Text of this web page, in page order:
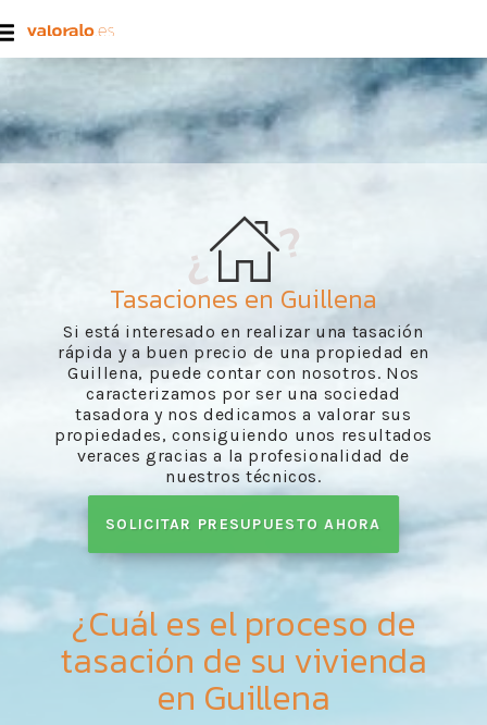
Tasaciones en Guillena
Si está interesado en realizar una tasación
rápida y a buen precio de una propiedad en
Guillena, puede contar con nosotros. Nos
caracterizamos por ser una sociedad
tasadora y nos dedicamos a valorar sus
propiedades, consiguiendo unos resultados
veraces gracias a la profesionalidad de
nuestros técnicos.
SOLICITAR PRESUPUESTO AHORA
¿Cuál es el proceso de
tasación de su vivienda
en Guillena